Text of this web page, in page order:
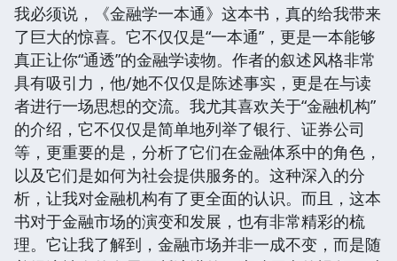
我必须说，《金融学一本通》这本书，真的给我带来
了巨大的惊喜。它不仅仅是“一本通”，更是一本能够
真正让你“通透”的金融学读物。作者的叙述风格非常
具有吸引力，他/她不仅仅是陈述事实，更是在与读
者进行一场思想的交流。我尤其喜欢关于“金融机构”
的介绍，它不仅仅是简单地列举了银行、证券公司
等，更重要的是，分析了它们在金融体系中的角色，
以及它们是如何为社会提供服务的。这种深入的分
析，让我对金融机构有了更全面的认识。而且，这本
书对于金融市场的演变和发展，也有非常精彩的梳
理。它让我了解到，金融市场并非一成不变，而是随